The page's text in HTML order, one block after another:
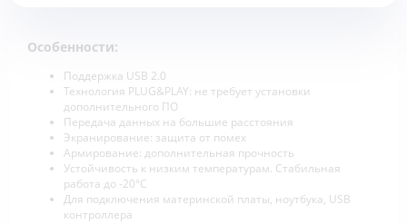
Особенности:
Поддержка USB 2.0
Технология PLUG&PLAY: не требует установки
дополнительного ПО
Передача данных на большие расстояния
Экранирование: защита от помех
Армирование: дополнительная прочность
Устойчивость к низким температурам. Стабильная
работа до -20°С
Для подключения материнской платы, ноутбука, USB
контроллера